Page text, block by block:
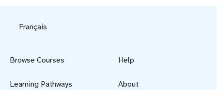
Français
Browse Courses
Learning Pathways
Help
About